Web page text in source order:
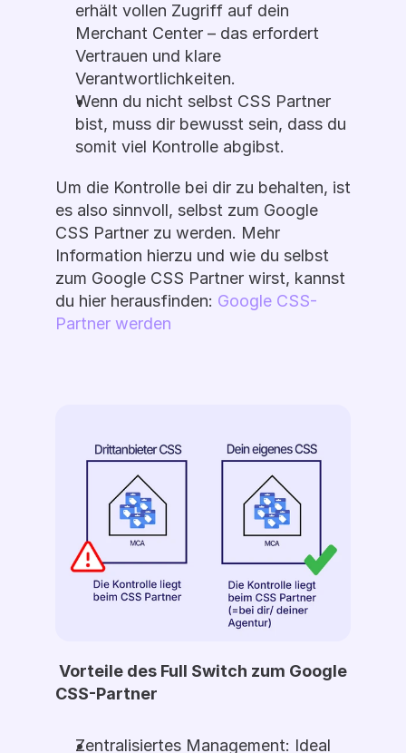
erhält vollen Zugriff auf dein
Merchant Center – das erfordert
Vertrauen und klare
Verantwortlichkeiten.
Wenn du nicht selbst CSS Partner
bist, muss dir bewusst sein, dass du
somit viel Kontrolle abgibst.
Um die Kontrolle bei dir zu behalten, ist
es also sinnvoll, selbst zum Google
CSS Partner zu werden. Mehr
Information hierzu und wie du selbst
zum Google CSS Partner wirst, kannst
du hier herausfinden: Google CSS-
Partner werden
Vorteile des Full Switch zum Google
CSS-Partner
Zentralisiertes Management: Ideal